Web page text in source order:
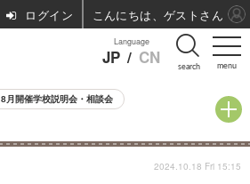
menu
Language
JP / CN search
8月開催学校説明会・相談会
2024.10.18 Fri 15:15
ログイン こんにちは、ゲストさん